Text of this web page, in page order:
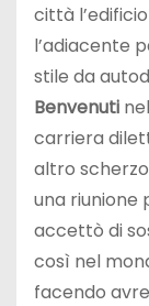
città
l’adiacente
stile da
Benvenuti
carriera
altro
una riunione
accettò di
così nel
facendo